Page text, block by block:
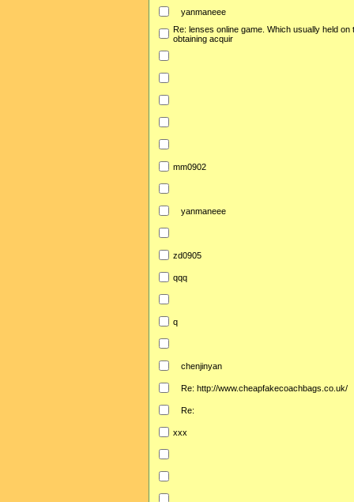
yanmaneee
Re: lenses online game. Which usually held on
obtaining acquir
mm0902
yanmaneee
zd0905
qqq
q
chenjinyan
Re: http://www.cheapfakecoachbags.co.uk/
Re:
xxx